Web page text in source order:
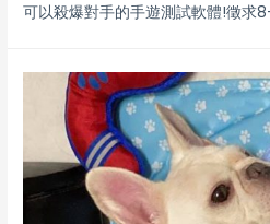
可以殺爆對手的手遊測試軟體!徵求